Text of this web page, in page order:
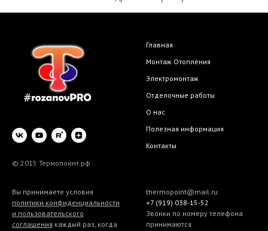
© 2015 Термопоинт.рф
Главная
Монтаж Отопления
Электромонтаж
Отделочные работы
О нас
Полезная информация
Контакты
Вы принимаете условия
политики конфиденциальности
и пользовательского
соглашения каждый раз, когда
thermopoint@mail.ru
+7 (919) 038-15-52
Звонки по номеру телефона
принимаются